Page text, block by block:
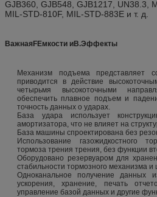
GJB360, GJB548, GJB1217, UN38.3,
MIL-STD-810F, MIL-STD-883E и т. д.
ВажнаяFЕмкости иВ.Эффекты
Механизм подъема представляет
приводится в действие
четырьмя высокоточными
обеспечить плавное подъем и
точность данных о ударах.
База удара использует
амортизатора, что не влияет на
База машины спроектирована без
Использование газожидкостного
тормоза трения трения, без функции
Оборудовано резервуаром для
стабильности тормозного механизма
Одноканальное получение данных
ускорения, хранение, печать
управление базой данных и другие